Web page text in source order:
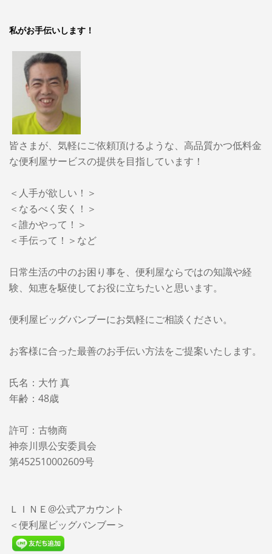
私がお手伝いします！
皆さまが、気軽にご依頼頂けるような、高品質かつ低料金
な便利屋サービスの提供を目指しています！
＜人手が欲しい！＞
＜なるべく安く！＞
＜誰かやって！＞
＜手伝って！＞など
日常生活の中のお困り事を、便利屋ならではの知識や経
験、知恵を駆使してお役に立ちたいと思います。
便利屋ビッグバンブーにお気軽にご相談ください。
お客様に合った最善のお手伝い方法をご提案いたします。
氏名：大竹 真
年齢：48歳
許可：古物商
神奈川県公安委員会
第452510002609号
ＬＩＮＥ@公式アカウント
＜便利屋ビッグバンブー＞